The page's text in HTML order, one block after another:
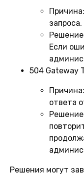
Причина:
запроса.
Если
504 Gateway
Причина:
ответа
Решения могут